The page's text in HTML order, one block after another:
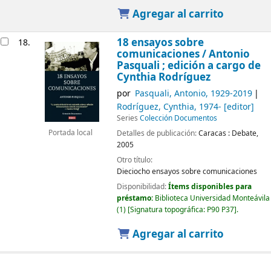
Agregar al carrito
18.
Portada local
18 ensayos sobre
comunicaciones /Antonio
Pasquali ; edición a cargo de
Cynthia Rodríguez
por Pasquali, Antonio, 1929-2019
Rodríguez, Cynthia, 1974- [editor]
Series Colección Documentos
Detalles de publicación:Caracas : Debate,
2005
Otro título:
Dieciocho ensayos sobre comunicaciones
Disponibilidad:Ítems disponibles para
préstamo: Biblioteca Universidad Monteávila
(1) Signatura topográfica: P90 P37 .
Agregar al carrito